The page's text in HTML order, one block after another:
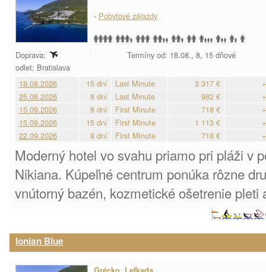
- Pobytové zájazdy
Doprava:
Termíny od: 18.08., 8, 15 dňové
odlet: Bratislava
18.08.2026
15 dní Last Minute 3 317 €
25.08.2026
8 dní Last Minute 982 €
15.09.2026
8 dní First Minute 718 €
15.09.2026
15 dní First Minute 1 113 €
22.09.2026
8 dní First Minute 718 €
Moderný hotel vo svahu priamo pri pláži v
Nikiana. Kúpeľné centrum ponúka rôzne
vnútorný bazén, kozmetické ošetrenie pleti
Ionian Blue